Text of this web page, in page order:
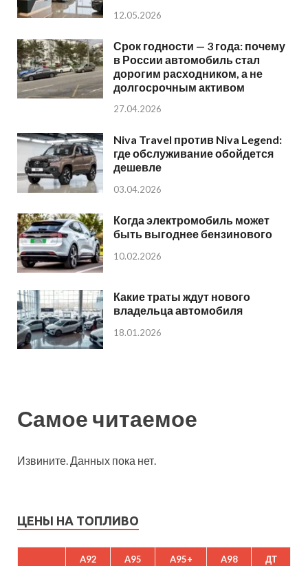
12.05.2026
Срок годности — 3 года: почему
в России автомобиль стал
дорогим расходником, а не
долгосрочным активом
27.04.2026
Niva Travel против Niva Legend:
где обслуживание обойдется
дешевле
03.04.2026
Когда электромобиль может
быть выгоднее бензинового
10.02.2026
Какие траты ждут нового
владельца автомобиля
18.01.2026
Самое читаемое
Извините. Данных пока нет.
ЦЕНЫ НА ТОПЛИВО
A92 A95 A95+ A98 ДТ